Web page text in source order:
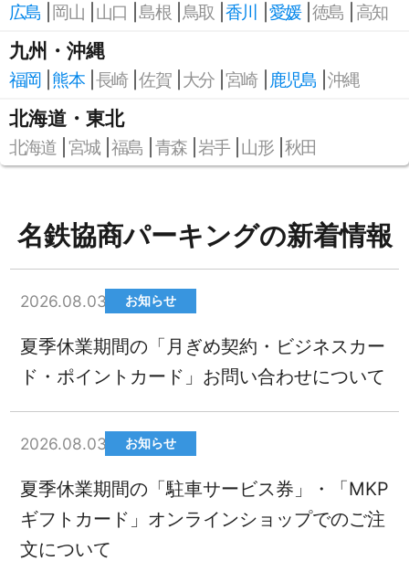
広島 岡山 山口 島根 鳥取 香川 愛媛 徳島 高知
九州・沖縄
福岡 熊本 長崎 佐賀 大分 宮崎 鹿児島 沖縄
北海道・東北
北海道 宮城 福島 青森 岩手 山形 秋田
名鉄協商パーキングの新着情報
2026.08.03 お知らせ
夏季休業期間の「月ぎめ契約・ビジネスカー
ド・ポイントカード」お問い合わせについて
2026.08.03 お知らせ
夏季休業期間の「駐車サービス券」・「MKP
ギフトカード」オンラインショップでのご注
文について